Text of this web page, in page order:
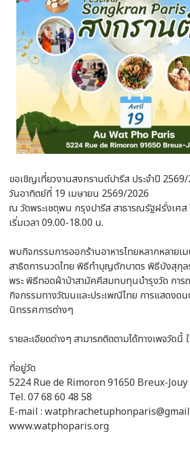
ขอเชิญเที่ยวงานสงกรานต์ปารีส ประจำปี
วันอาทิตย์ที่ 19 เมษายน 2569/2026
ณ วัดพระเชตุพน กรุงปารีส สาธารณรัฐฝรั่งเศ
เริ่มเวลา 09.00-18.00 น.
พบกิจกรรมการออกร้านอาหารไทยหลากหลายเ
สาธิตการนวดไทย พิธีทำบุญตักบาตร พิธีบังสุกุ
พระ พิธีทอดผ้าป่าสามัคคีสมทบทุนบำรุงวัด การ
กิจกรรมทางวัฒนและประเพณีไทย การแสดงดน
นิทรรศการต่างๆ
รายละเอียดต่างๆ สามารถติดตามได้ทางเพจวัดนี้
ที่อยู่วัด
5224 Rue de Rimoron 91650 Breux-Jouy
Tel. 07 68 60 48 58
E-mail :
www.watphoparis.org